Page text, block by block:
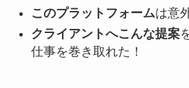
このプラットフォームは意
クライアントへこんな提案
仕事を巻き取れた！